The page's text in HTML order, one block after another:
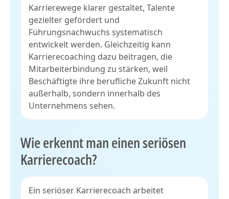
Karrierewege klarer gestaltet, Talente
gezielter gefördert und
Führungsnachwuchs systematisch
entwickelt werden. Gleichzeitig kann
Karrierecoaching dazu beitragen, die
Mitarbeiterbindung zu stärken, weil
Beschäftigte ihre berufliche Zukunft nicht
außerhalb, sondern innerhalb des
Unternehmens sehen.
Wie erkennt man einen seriösen
Karrierecoach?
Ein seriöser Karrierecoach arbeitet